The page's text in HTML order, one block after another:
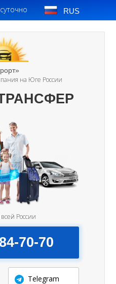
RUS
на Юге России
70-70
России
Telegram